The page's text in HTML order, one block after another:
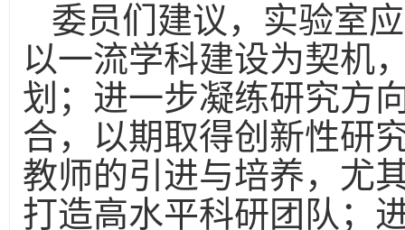
委员们建议，实验室
以一流学科建设为契机
划；进一步凝练研究方
合，以期取得创新性研
教师的引进与培养，尤
打造高水平科研团队；